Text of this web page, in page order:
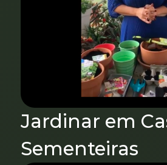
Jardinar em
Sementeiras